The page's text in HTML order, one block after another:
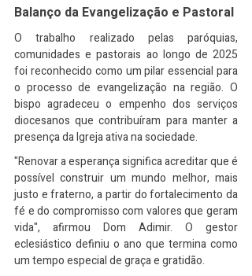
Balanço da Evangelização e Pastoral
O trabalho realizado pelas paróquias,
comunidades e pastorais ao longo de 2025
foi reconhecido como um pilar essencial para
o processo de evangelização na região. O
bispo agradeceu o empenho dos serviços
diocesanos que contribuíram para manter a
presença da Igreja ativa na sociedade.
"Renovar a esperança significa acreditar que é
possível construir um mundo melhor, mais
justo e fraterno, a partir do fortalecimento da
fé e do compromisso com valores que geram
vida", afirmou Dom Adimir. O gestor
eclesiástico definiu o ano que termina como
um tempo especial de graça e gratidão.